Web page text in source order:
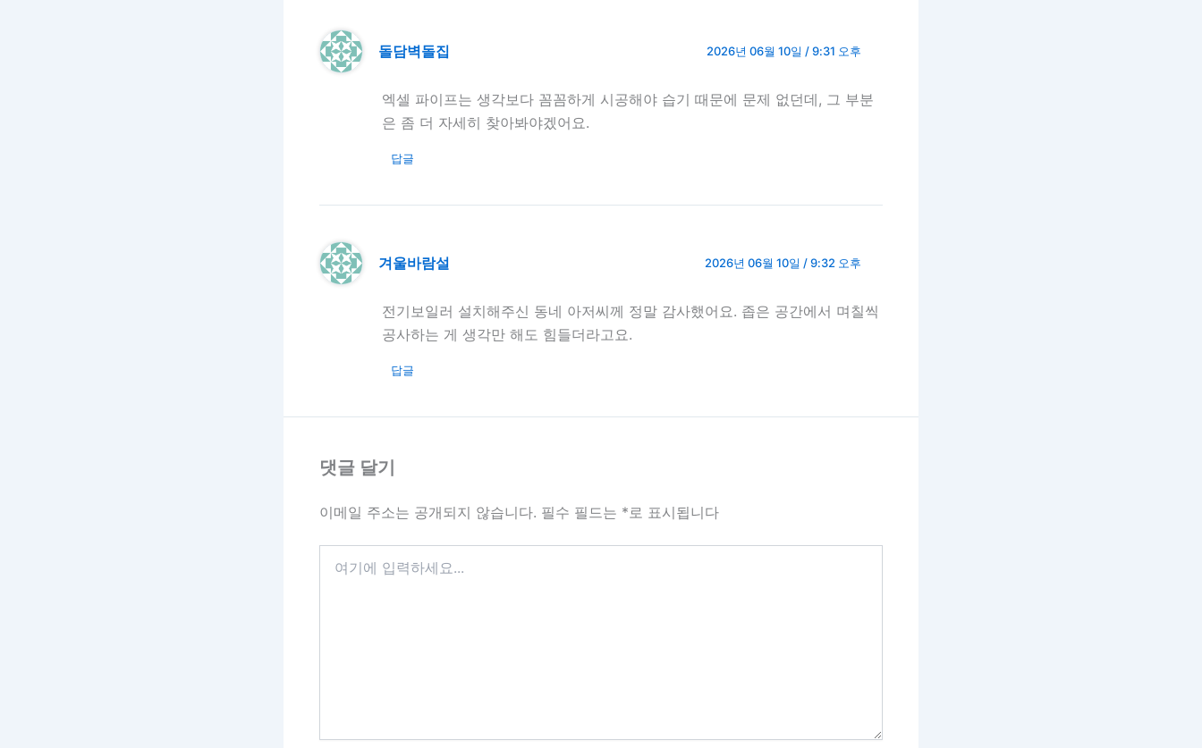
돌담벽돌집 2026년 06월 10일 / 9:31 오후
엑셀 파이프는 생각보다 꼼꼼하게 시공해야 습기 때문에 문제 없던데, 그 부분
은 좀 더 자세히 찾아봐야겠어요.
답글
겨울바람설 2026년 06월 10일 / 9:32 오후
전기보일러 설치해주신 동네 아저씨께 정말 감사했어요. 좁은 공간에서 며칠씩
공사하는 게 생각만 해도 힘들더라고요.
답글
댓글 달기
이메일 주소는 공개되지 않습니다. 필수 필드는 *로 표시됩니다